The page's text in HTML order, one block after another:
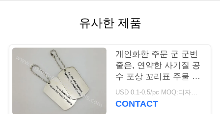
유사한 제품
개인화한 주문 군 군번
줄은, 연약한 사기질 공
수 포상 꼬리표 주물 죽
습니다
USD 0.1-0.5/pc MOQ:디자인 당 100 PC
CONTACT